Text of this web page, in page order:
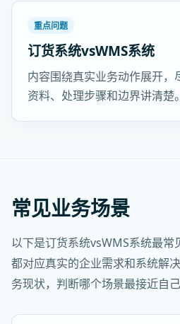
重点问题
订货系统vsWMS系统
内容围绕真实业务动作展开，
资料、处理步骤和边界讲清楚。
常见业务场景
以下是订货系统vsWMS系统最常
都对应真实的企业需求和系统解
务现状，判断哪个场景最接近自己